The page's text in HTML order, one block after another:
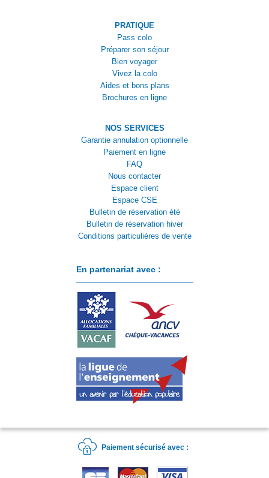
PRATIQUE
Pass colo
Préparer son séjour
Bien voyager
Vivez la colo
Aides et bons plans
Brochures en ligne
NOS SERVICES
Garantie annulation optionnelle
Paiement en ligne
FAQ
Nous contacter
Espace client
Espace CSE
Bulletin de réservation été
Bulletin de réservation hiver
Conditions particulières de vente
En partenariat avec :
Paiement sécurisé avec :